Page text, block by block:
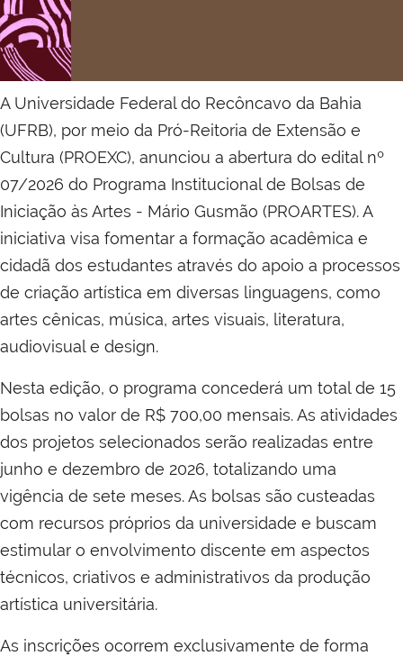
A Universidade Federal do Recôncavo da Bahia
(UFRB), por meio da Pró-Reitoria de Extensão e
Cultura (PROEXC), anunciou a abertura do edital nº
07/2026 do Programa Institucional de Bolsas de
Iniciação às Artes - Mário Gusmão (PROARTES). A
iniciativa visa fomentar a formação acadêmica e
cidadã dos estudantes através do apoio a processos
de criação artística em diversas linguagens, como
artes cênicas, música, artes visuais, literatura,
audiovisual e design.
Nesta edição, o programa concederá um total de 15
bolsas no valor de R$ 700,00 mensais. As atividades
dos projetos selecionados serão realizadas entre
junho e dezembro de 2026, totalizando uma
vigência de sete meses. As bolsas são custeadas
com recursos próprios da universidade e buscam
estimular o envolvimento discente em aspectos
técnicos, criativos e administrativos da produção
artística universitária.
As inscrições ocorrem exclusivamente de forma